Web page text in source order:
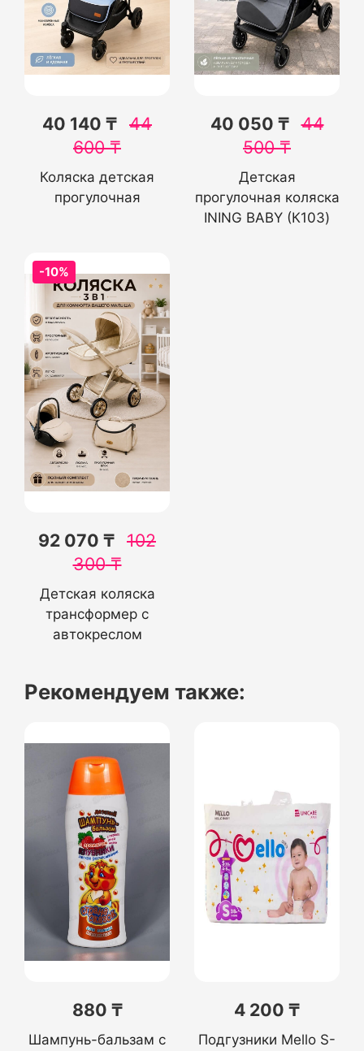
40 140 ₸ 44
600₸
Коляска детская
прогулочная
40 050 ₸ 44
500₸
Детская
прогулочная коляска
INING BABY (К103)
-10%
92 070 ₸ 102
300₸
Детская коляска
трансформер с
автокреслом
Рекомендуем также:
880 ₸
Шампунь-бальзам с
4 200 ₸
Подгузники Mello S-